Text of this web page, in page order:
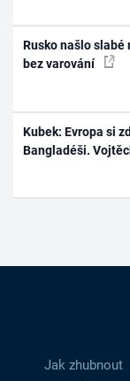
Rusko našlo
bez varování
Kubek: Evropa si
Bangladéši.
Jak zhubnout